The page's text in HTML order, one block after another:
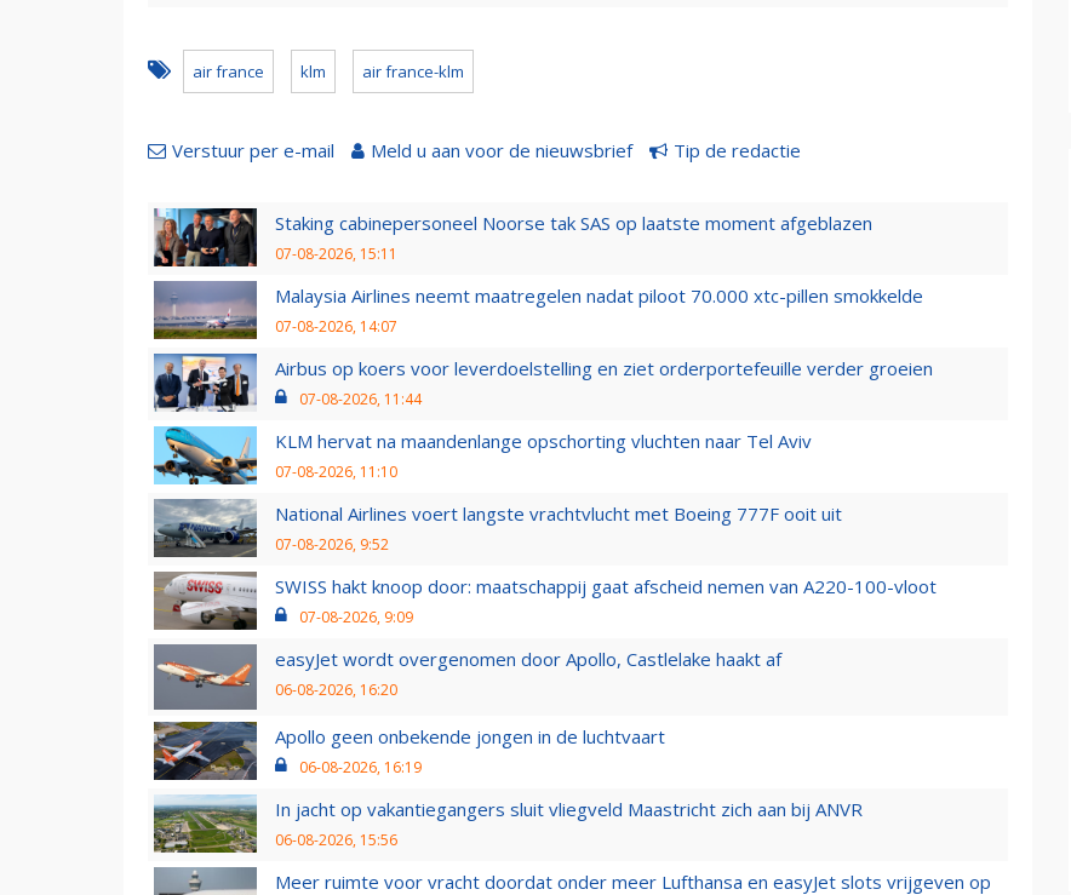
air france klm air france-klm
Verstuur per e-mail Meld u aan voor de nieuwsbrief Tip de redactie
Staking cabinepersoneel Noorse tak SAS op laatste moment afgeblazen
07-08-2026, 15:11
Malaysia Airlines neemt maatregelen nadat piloot 70.000 xtc-pillen smokkelde
07-08-2026, 14:07
Airbus op koers voor leverdoelstelling en ziet orderportefeuille verder groeien
07-08-2026, 11:44
KLM hervat na maandenlange opschorting vluchten naar Tel Aviv
07-08-2026, 11:10
National Airlines voert langste vrachtvlucht met Boeing 777F ooit uit
07-08-2026, 9:52
SWISS hakt knoop door: maatschappij gaat afscheid nemen van A220-100-vloot
07-08-2026, 9:09
easyJet wordt overgenomen door Apollo, Castlelake haakt af
06-08-2026, 16:20
Apollo geen onbekende jongen in de luchtvaart
06-08-2026, 16:19
In jacht op vakantiegangers sluit vliegveld Maastricht zich aan bij ANVR
06-08-2026, 15:56
Meer ruimte voor vracht doordat onder meer Lufthansa en easyJet slots vrijgeven op